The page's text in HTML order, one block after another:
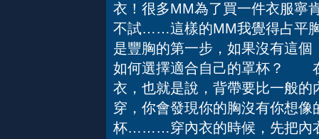
衣！很多MM為了買一件衣服寧
不試……這樣的MM我覺得占平
是豐胸的第一步，如果沒有這
如何選擇適合自己的罩杯？
衣，也就是說，背帶要比一般
穿，你會發現你的胸沒有你想
杯………穿內衣的時候，先把內